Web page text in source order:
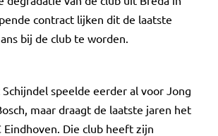
contract lijken dit de laatste
bij de club te worden.
speelde eerder al voor Jong
maar draagt de laatste jaren het
Eindhoven. Die club heeft zijn